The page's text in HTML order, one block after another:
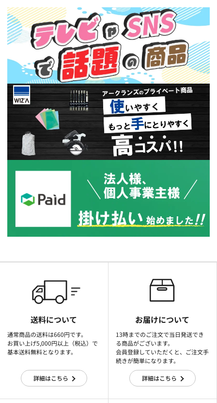
送料について
通常商品の送料は660円です。
お買い上げ5,000円以上（税込）で
基本送料無料となります。
詳細はこちら
お届けについて
13時までのご注文で当日発送でき
る商品がございます。
会員登録していただくと、ご注文手
続きが簡単になります。
詳細はこちら